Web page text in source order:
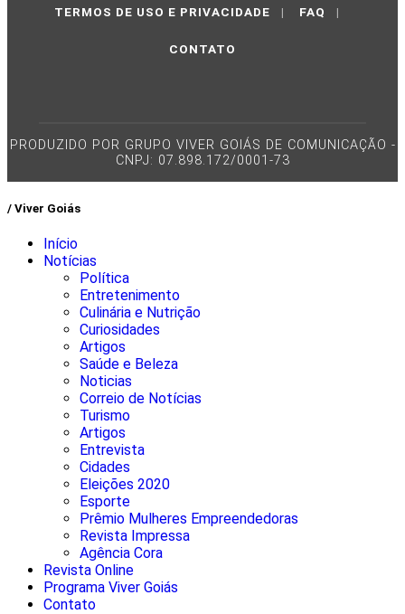
TERMOS DE USO E PRIVACIDADE | FAQ |
CONTATO
PRODUZIDO POR GRUPO VIVER GOIÁS DE COMUNICAÇÃO -
CNPJ: 07.898.172/0001-73
/ Viver Goiás
Início
Notícias
Política
Entretenimento
Culinária e Nutrição
Curiosidades
Artigos
Saúde e Beleza
Noticias
Correio de Notícias
Turismo
Artigos
Entrevista
Cidades
Eleições 2020
Esporte
Prêmio Mulheres Empreendedoras
Revista Impressa
Agência Cora
Revista Online
Programa Viver Goiás
Contato